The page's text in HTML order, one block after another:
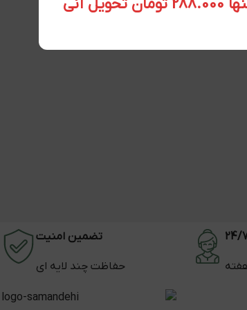
تضمین امنیت
حفاظت چند لایه ای